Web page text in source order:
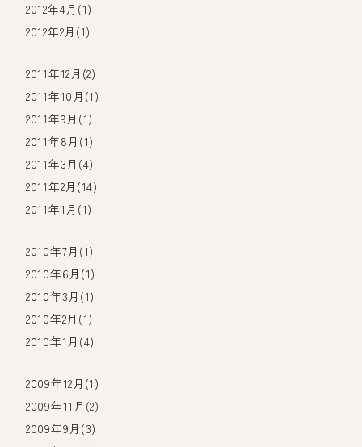
2012年4月(1)
2012年2月(1)
2011年12月(2)
2011年10月(1)
2011年9月(1)
2011年8月(1)
2011年3月(4)
2011年2月(14)
2011年1月(1)
2010年7月(1)
2010年6月(1)
2010年3月(1)
2010年2月(1)
2010年1月(4)
2009年12月(1)
2009年11月(2)
2009年9月(3)